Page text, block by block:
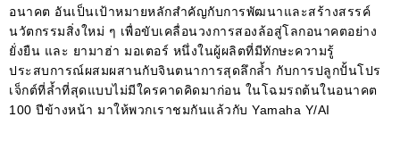
อนาคต อันเป็นเป้าหมายหลักสำคัญกับการพัฒนาและสร้างสรรค์
นวัตกรรมสิ่งใหม่ ๆ เพื่อขับเคลื่อนวงการสองล้อสู่โลกอนาคตอย่าง
ยั่งยืน และ ยามาฮ่า มอเตอร์ หนึ่งในผู้ผลิตที่มีทักษะความรู้
ประสบการณ์ผสมผสานกับจินตนาการสุดลึกล้ำ กับการปลูกปั้นโปร
เจ็กต์ที่ล้ำที่สุดแบบไม่มีใครคาดคิดมาก่อน ในโฉมรถต้นในอนาคต
100 ปีข้างหน้า มาให้พวกเราชมกันแล้วกับ Yamaha Y/AI